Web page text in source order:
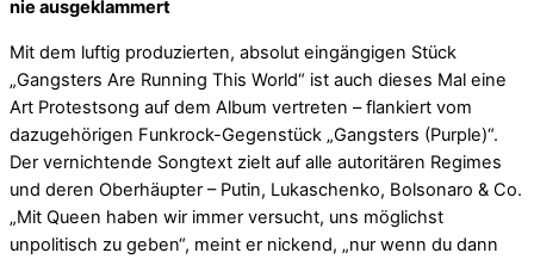
nie ausgeklammert
Mit dem luftig produzierten, absolut eingängigen Stück
„Gangsters Are Running This World“ ist auch dieses Mal eine
Art Protestsong auf dem Album vertreten – flankiert vom
dazugehörigen Funkrock-Gegenstück „Gangsters (Purple)“.
Der vernichtende Songtext zielt auf alle autoritären Regimes
und deren Oberhäupter – Putin, Lukaschenko, Bolsonaro & Co.
„Mit Queen haben wir immer versucht, uns möglichst
unpolitisch zu geben“, meint er nickend, „nur wenn du dann